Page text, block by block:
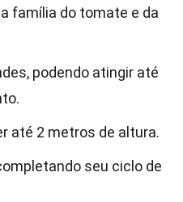
família do tomate e da
podendo atingir até
até 2 metros de altura.
seu ciclo de